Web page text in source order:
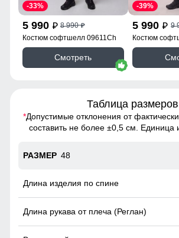
5 990 p 8 990p
-33%
Костюм софтшелл 09611Ch
Смотреть
5 990 p 9
-39%
Костюм
Таблица размеров
*Допустимые отклонения от
составить не более ±0,5 см. Единица
48